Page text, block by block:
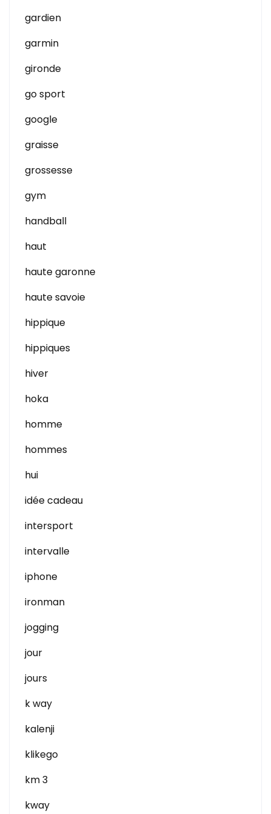
gardien
garmin
gironde
go sport
google
graisse
grossesse
gym
handball
haut
haute garonne
haute savoie
hippique
hippiques
hiver
hoka
homme
hommes
hui
idée cadeau
intersport
intervalle
iphone
ironman
jogging
jour
jours
k way
kalenji
klikego
km 3
kway